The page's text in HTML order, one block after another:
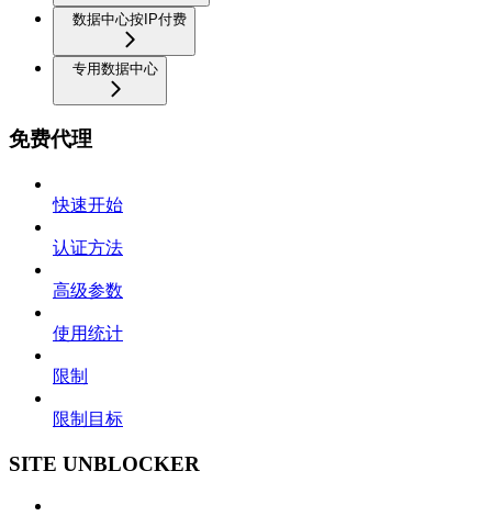
数据中心按IP付费
专用数据中心
免费代理
快速开始
认证方法
高级参数
使用统计
限制
限制目标
SITE UNBLOCKER